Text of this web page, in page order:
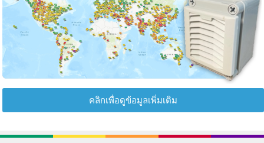
คลิกเพื่อดูข้อมูลเพิ่มเติม